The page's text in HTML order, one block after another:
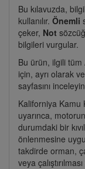
Bu kılavuzda,
kullanılır. Önemli
çeker, Not
bilgileri vurgular.
Bu ürün, ilgili tüm
için, ayrı olarak
sayfasını
Kaliforniya Kamu
uyarınca,
durumdaki bir
önlenmesine
takdirde orman,
veya